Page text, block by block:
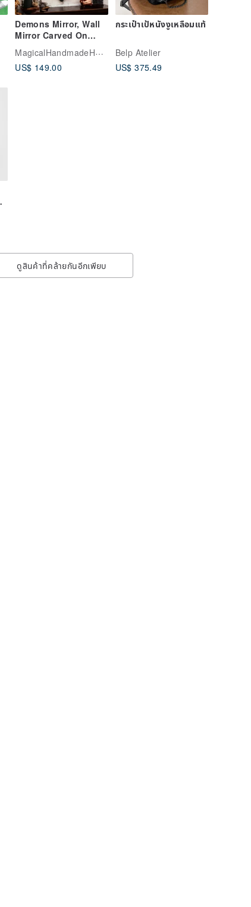
Demons Mirror, Wall
Mirror Carved On
Wood, Witch Altar
Tile
MagicalHandmadeHouse
US$ 149.00
กระเป๋าเป้หนังงูเหลือมแท้
Belp Atelier
US$ 375.49
ดูสินค้าที่คล้ายกันอีกเพียบ